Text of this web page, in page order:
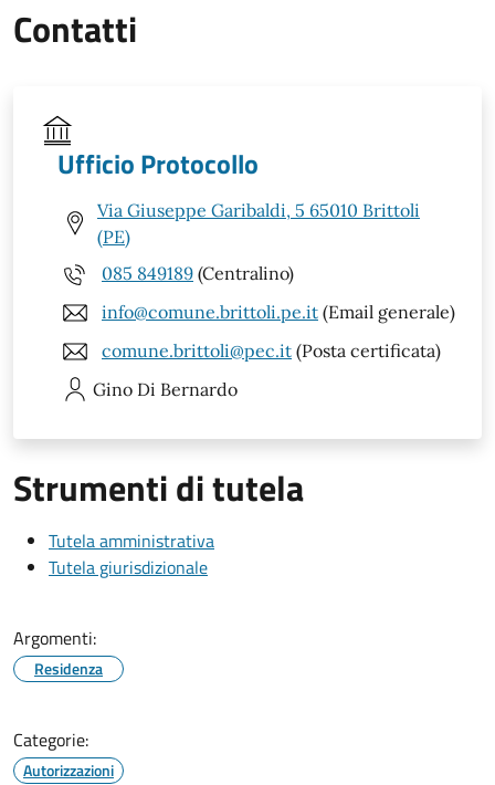
Contatti
Ufficio Protocollo
Via Giuseppe Garibaldi, 5 65010 Brittoli
(PE)
085 849189 (Centralino)
info@comune.brittoli.pe.it (Email generale)
comune.brittoli@pec.it (Posta certificata)
Gino Di Bernardo
Strumenti di tutela
Tutela amministrativa
Tutela giurisdizionale
Argomenti:
Residenza
Categorie:
Autorizzazioni